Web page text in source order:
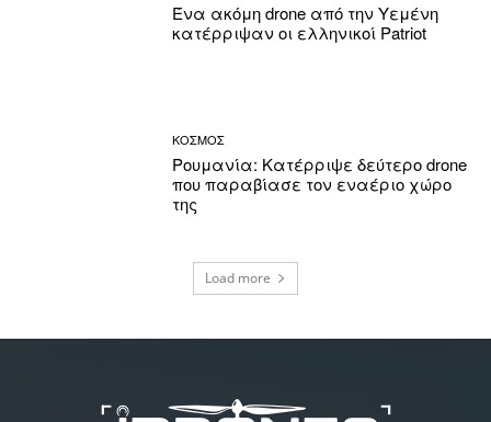
Ένα ακόμη drone από την Υεμένη
κατέρριψαν οι ελληνικοί Patriot
ΚΟΣΜΟΣ
Ρουμανία: Κατέρριψε δεύτερο drone
που παραβίασε τον εναέριο χώρο
της
Load more